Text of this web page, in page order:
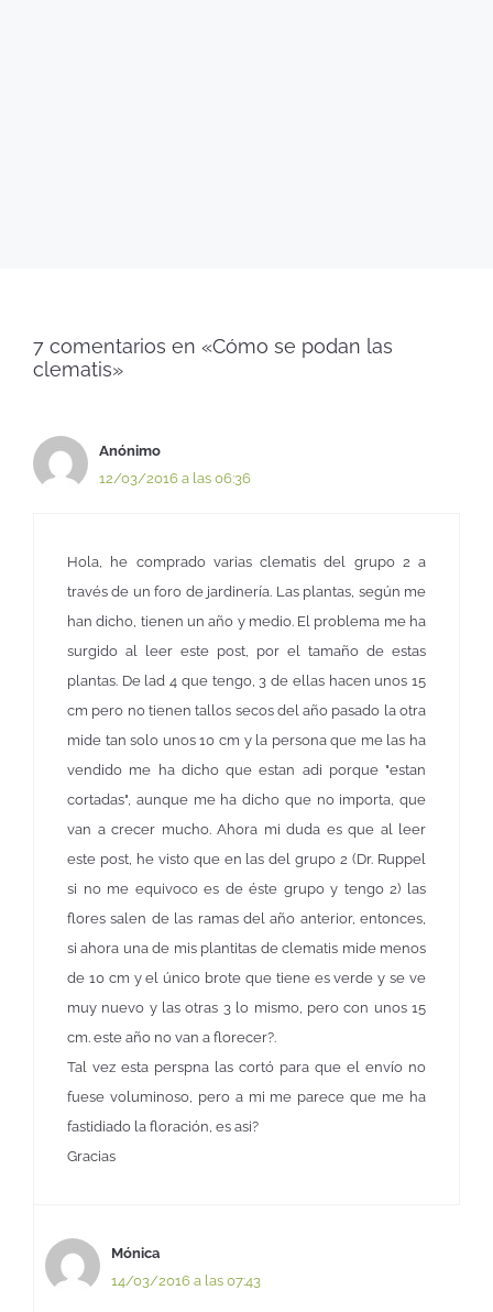
7 comentarios en «Cómo se podan las
clematis»
Anónimo
12/03/2016 a las 06:36
Hola, he comprado varias clematis del grupo 2 a
través de un foro de jardinería. Las plantas, según me
han dicho, tienen un año y medio. El problema me ha
surgido al leer este post, por el tamaño de estas
plantas. De lad 4 que tengo, 3 de ellas hacen unos 15
cm pero no tienen tallos secos del año pasado la otra
mide tan solo unos 10 cm y la persona que me las ha
vendido me ha dicho que estan adi porque "estan
cortadas", aunque me ha dicho que no importa, que
van a crecer mucho. Ahora mi duda es que al leer
este post, he visto que en las del grupo 2 (Dr. Ruppel
si no me equivoco es de éste grupo y tengo 2) las
flores salen de las ramas del año anterior, entonces,
si ahora una de mis plantitas de clematis mide menos
de 10 cm y el único brote que tiene es verde y se ve
muy nuevo y las otras 3 lo mismo, pero con unos 15
cm. este año no van a florecer?.
Tal vez esta perspna las cortó para que el envío no
fuese voluminoso, pero a mi me parece que me ha
fastidiado la floración, es asi?
Gracias
Mónica
14/03/2016 a las 07:43